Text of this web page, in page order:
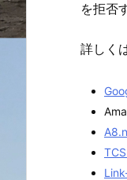
を拒否
詳しく